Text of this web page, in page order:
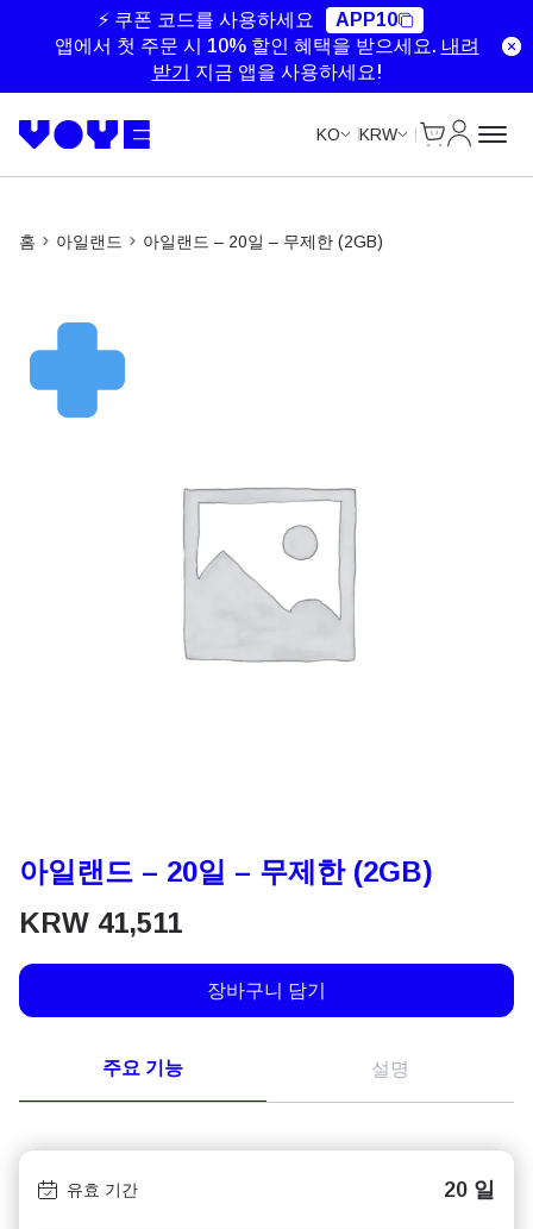
⚡ 쿠폰 코드를 사용하세요
APP10
앱에서 첫 주문 시 10% 할인 혜택을 받으세요. 내려
받기
지금 앱을 사용하세요!
KO KRW
홈 아일랜드 아일랜드 – 20일 – 무제한 (2GB)
아일랜드 – 20일 – 무제한 (2GB)
KRW 41,511
장바구니 담기
주요 기능 설명
유효 기간 20 일
Unlimited Data
Unlimited Data
Unlimited Data
Unlimited Data